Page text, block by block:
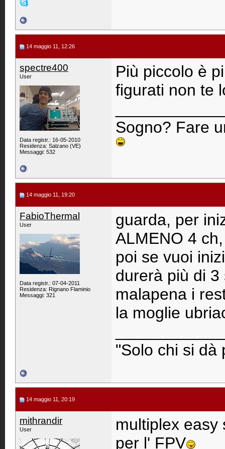
14 maggio 11, 12:26
spectre400
User
Data registr.: 16-05-2010
Residenza: Salzano (VE)
Messaggi: 532
Più piccolo è
figurati non te
Sogno? Fare
14 maggio 11, 19:20
FabioThermal
User
Data registr.: 07-04-2011
Residenza: Rignano Flaminio
Messaggi: 321
guarda, per
ALMENO 4
poi se vuoi
durerà più di
malapena i
la moglie
"Solo chi si dà
14 maggio 11, 20:19
mithrandir
User
multiplex easy
per l' FPV